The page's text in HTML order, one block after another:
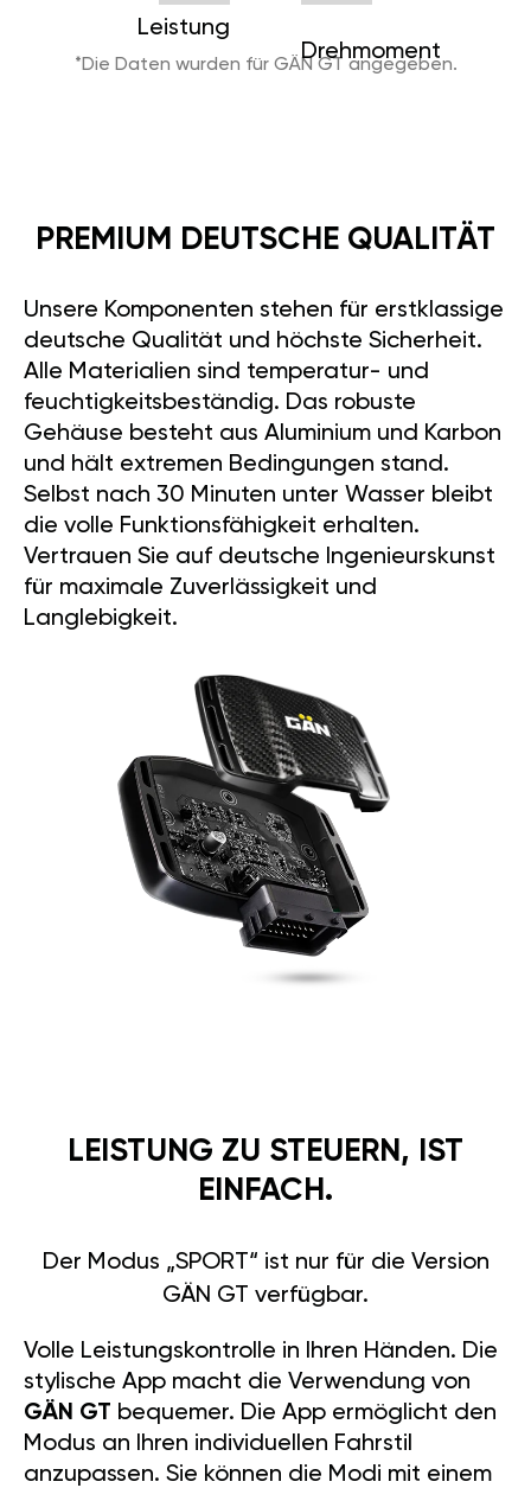
Leistung
Drehmoment
*Die Daten wurden für GÄN GT angegeben.
PREMIUM DEUTSCHE QUALITÄT
Unsere Komponenten stehen für erstklassige
deutsche Qualität und höchste Sicherheit.
Alle Materialien sind temperatur- und
feuchtigkeitsbeständig. Das robuste
Gehäuse besteht aus Aluminium und Karbon
und hält extremen Bedingungen stand.
Selbst nach 30 Minuten unter Wasser bleibt
die volle Funktionsfähigkeit erhalten.
Vertrauen Sie auf deutsche Ingenieurskunst
für maximale Zuverlässigkeit und
Langlebigkeit.
LEISTUNG ZU STEUERN, IST
EINFACH.
Der Modus „SPORT“ ist nur für die Version
GÄN GT verfügbar.
Volle Leistungskontrolle in Ihren Händen. Die
stylische App macht die Verwendung von
GÄN GT bequemer. Die App ermöglicht den
Modus an Ihren individuellen Fahrstil
anzupassen. Sie können die Modi mit einem